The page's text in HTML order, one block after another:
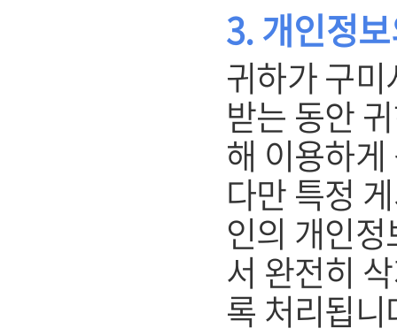
3. 개인정
귀하가 구
받는 동안
해 이용하
다만 특정
인의 개인
서 완전히
록 처리됩니